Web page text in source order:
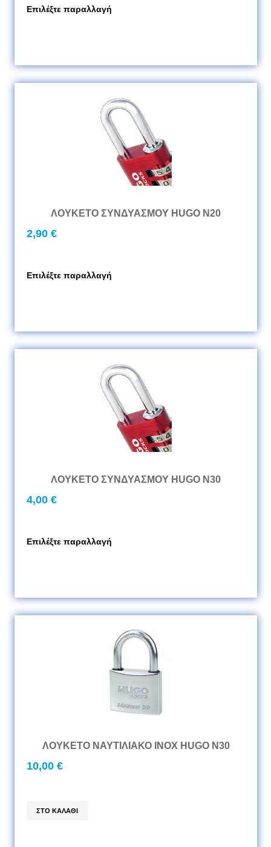
Επιλέξτε παραλλαγή
ΛΟΥΚΕΤΟ ΣΥΝΔΥΑΣΜΟΥ HUGO Ν20
2,90 €
Επιλέξτε παραλλαγή
ΛΟΥΚΕΤΟ ΣΥΝΔΥΑΣΜΟΥ HUGO Ν30
4,00 €
Επιλέξτε παραλλαγή
ΛΟΥΚΕΤΟ ΝΑΥΤΙΛΙΑΚΟ INOX HUGO N30
10,00 €